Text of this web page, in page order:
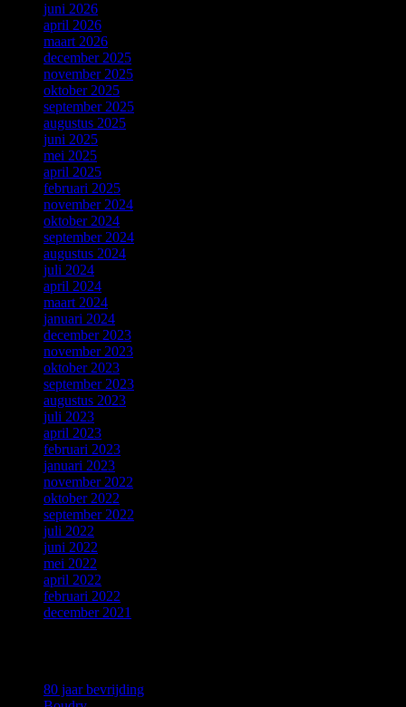
juni 2026
april 2026
maart 2026
december 2025
november 2025
oktober 2025
september 2025
augustus 2025
juni 2025
mei 2025
april 2025
februari 2025
november 2024
oktober 2024
september 2024
augustus 2024
juli 2024
april 2024
maart 2024
januari 2024
december 2023
november 2023
oktober 2023
september 2023
augustus 2023
juli 2023
april 2023
februari 2023
januari 2023
november 2022
oktober 2022
september 2022
juli 2022
juni 2022
mei 2022
april 2022
februari 2022
december 2021
80 jaar bevrijding